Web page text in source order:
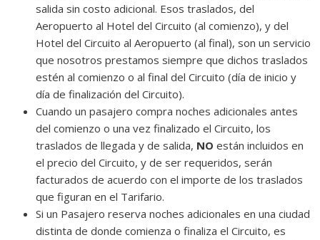
salida sin costo adicional. Esos traslados, del
Aeropuerto al Hotel del Circuito (al comienzo), y del
Hotel del Circuito al Aeropuerto (al final), son un servicio
que nosotros prestamos siempre que dichos traslados
estén al comienzo o al final del Circuito (día de inicio y
día de finalización del Circuito).
Cuando un pasajero compra noches adicionales antes
del comienzo o una vez finalizado el Circuito, los
traslados de llegada y de salida, NO están incluidos en
el precio del Circuito, y de ser requeridos, serán
facturados de acuerdo con el importe de los traslados
que figuran en el Tarifario.
Si un Pasajero reserva noches adicionales en una ciudad
distinta de donde comienza o finaliza el Circuito, es